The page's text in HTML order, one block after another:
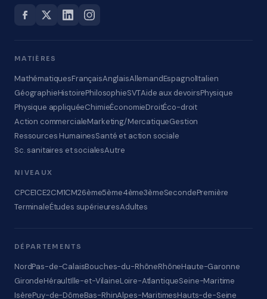
MATIÈRES
MathématiquesFrançaisAnglaisAllemandEspagnolItalien
GéographieHistoirePhilosophieSVTAide aux devoirsPhysique
Physique appliquéeChimieÉconomieDroitÉco-droit
Action commercialeMarketing/MercatiqueGestion
Ressources HumainesSanté et action sociale
Sc. sanitaires et socialesAutre
NIVEAUX
CPCE1CE2CM1CM26ème5ème4ème3èmeSecondePremière
TerminaleÉtudes supérieuresAdultes
DÉPARTEMENTS
NordPas-de-CalaisBouches-du-RhôneRhôneHaute-Garonne
GirondeHéraultIlle-et-VilaineLoire-AtlantiqueSeine-Maritime
IsèrePuy-de-DômeBas-RhinAlpes-MaritimesHauts-de-Seine